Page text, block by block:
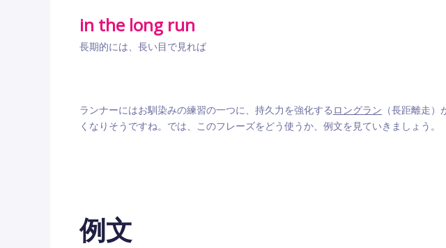
in the long run
長期的には、長い目で見れば
ランナーにはお馴染みの練習の一つに、持久力を強化する ロングラン （長距離走
くなりそうですね。では、このフレーズをどう使うか、例文を見ていきましょう。
例文